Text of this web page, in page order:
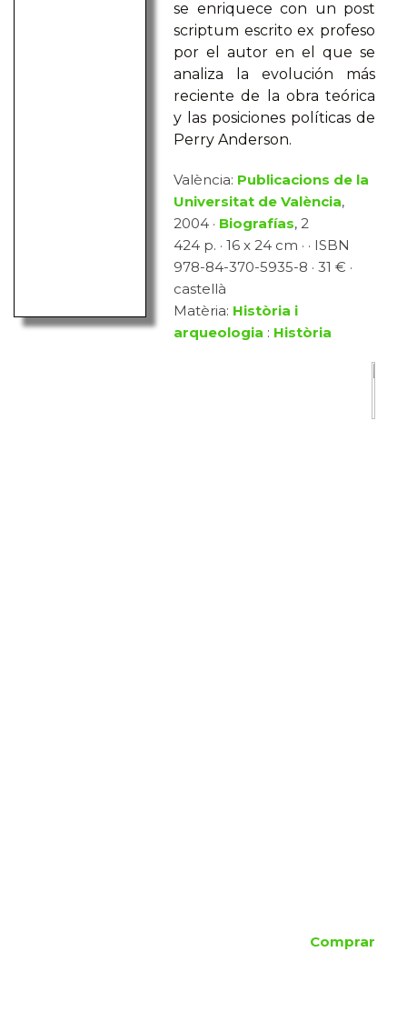
se enriquece con un post
scriptum escrito ex profeso
por el autor en el que se
analiza la evolución más
reciente de la obra teórica
y las posiciones políticas de
Perry Anderson.
València: Publicacions de la
Universitat de València,
2004 · Biografías, 2
424 p. · 16 x 24 cm · · ISBN
978-84-370-5935-8 · 31 € ·
castellà
Matèria: Història i
arqueologia : Història
Comprar